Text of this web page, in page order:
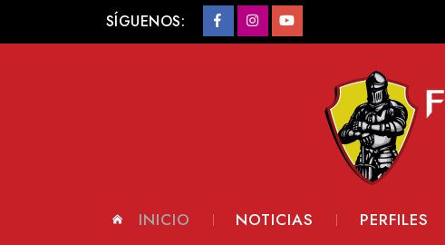
SÍGUENOS:
INICIO NOTICIAS PERFILES